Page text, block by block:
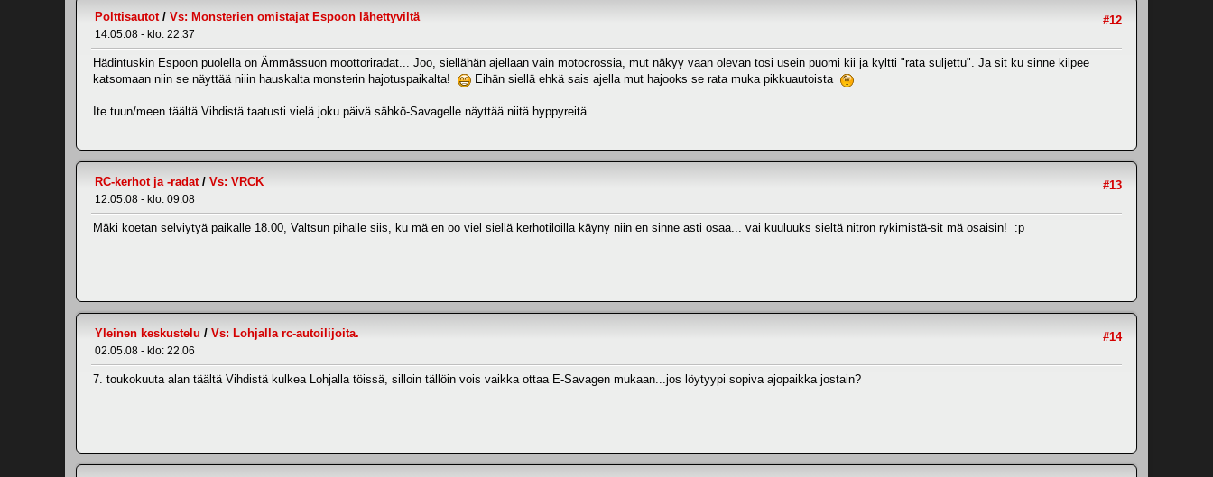
#12
Polttisautot/ Vs: Monsterien omistajat Espoon lähettyviltä
14.05.08 - klo: 22.37
Hädintuskin Espoon puolella on Ämmässuon moottoriradat... Joo, siellähän ajellaan vain motocrossia, mut näkyy vaan olevan tosi usein puomi kii ja kyltti "rata suljettu". Ja sit ku sinne kiipee
katsomaan niin se näyttää niiin hauskalta monsterin hajotuspaikalta!
Eihän siellä ehkä sais ajella mut hajooks se rata muka pikkuautoista
Ite tuun/meen täältä Vihdistä taatusti vielä joku päivä sähkö-Savagelle näyttää niitä hyppyreitä...
#13
RC-kerhot ja -radat/ Vs: VRCK
12.05.08 - klo: 09.08
Mäki koetan selviytyä paikalle 18.00, Valtsun pihalle siis, ku mä en oo viel siellä kerhotiloilla käyny niin en sinne asti osaa... vai kuuluuks sieltä nitron rykimistä-sit mä osaisin! :p
#14
Yleinen keskustelu / Vs: Lohjalla rc-autoilijoita.
02.05.08 - klo: 22.06
7. toukokuuta alan täältä Vihdistä kulkea Lohjalla töissä, silloin tällöin vois vaikka ottaa E-Savagen mukaan...jos löytyypi sopiva ajopaikka jostain?